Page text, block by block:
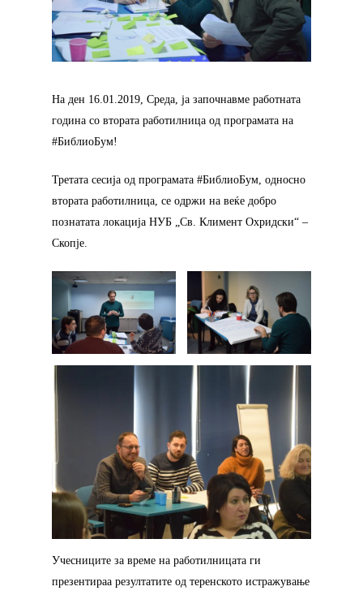
На ден 16.01.2019, Среда, ја започнавме работната
година со втората работилница од програмата на
#БиблиоБум!
Третата сесија од програмата #БиблиоБум, односно
втората работилница, се одржи на веќе добро
познатата локација НУБ „Св. Климент Охридски“ –
Скопје.
Учесниците за време на работилницата ги
презентираа резултатите од теренското истражување